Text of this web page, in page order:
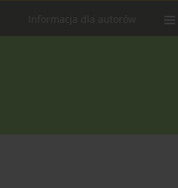
Informacja dla autorów